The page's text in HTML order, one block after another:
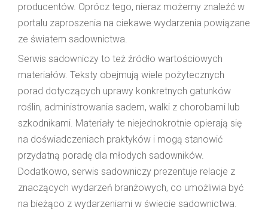
producentów. Oprócz tego, nieraz możemy znaleźć w
portalu zaproszenia na ciekawe wydarzenia powiązane
ze światem sadownictwa.
Serwis sadowniczy to też źródło wartościowych
materiałów. Teksty obejmują wiele pożytecznych
porad dotyczących uprawy konkretnych gatunków
roślin, administrowania sadem, walki z chorobami lub
szkodnikami. Materiały te niejednokrotnie opierają się
na doświadczeniach praktyków i mogą stanowić
przydatną poradę dla młodych sadowników.
Dodatkowo, serwis sadowniczy prezentuje relacje z
znaczących wydarzeń branżowych, co umożliwia być
na bieżąco z wydarzeniami w świecie sadownictwa.